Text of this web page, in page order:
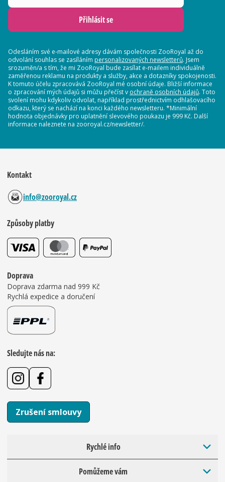
Přihlásit se
Odesláním své e-mailové adresy dávám společnosti ZooRoyal až do
odvolání souhlas se zasíláním personalizovaných newsletterů. Jsem
srozuměn/a s tím, že mi ZooRoyal bude zasílat e-mailem individuálně
zaměřenou reklamu na produkty a služby, akce a dotazníky spokojenosti.
K tomuto účelu zpracovává ZooRoyal mé osobní údaje. Bližší informace
o zpracování mých údajů si můžu přečíst v ochraně osobních údajů. Toto
svolení mohu kdykoliv odvolat, například prostřednictvím odhlašovacího
odkazu, který se nachází na konci každého newsletteru. *Minimální
hodnota objednávky pro uplatnění slevového poukazu je 999 Kč. Další
informace naleznete na zooroyal.cz/newsletter/.
Kontakt
info@zooroyal.cz
Způsoby platby
Doprava
Doprava zdarma nad 999 Kč
Rychlá expedice a doručení
Sledujte nás na:
Zrušení smlouvy
Rychlé info
Pomůžeme vám